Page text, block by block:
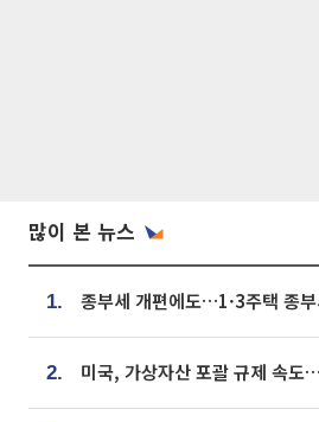
많이 본 뉴스
1.
2.